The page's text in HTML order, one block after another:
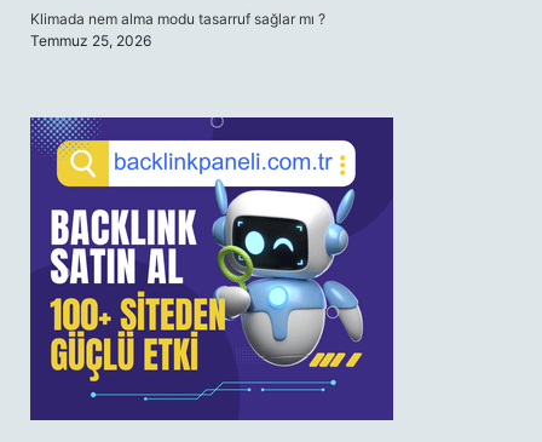
Klimada nem alma modu tasarruf sağlar mı ?
Temmuz 25, 2026